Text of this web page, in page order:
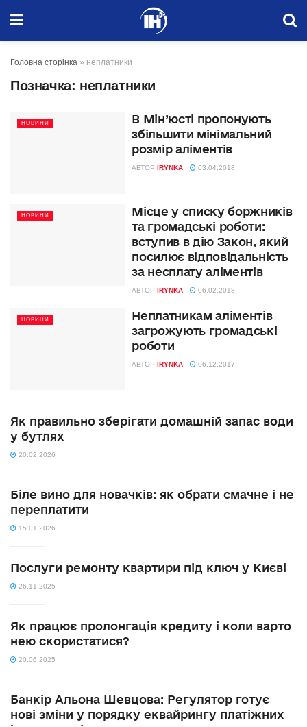
Головна сторінка » неплатники
Позначка: неплатники
НОВИНИ
В Мін’юсті пропонують
збільшити мінімальний
розмір аліментів
АВТОР IRYNKA 03.04.2018
НОВИНИ
Місце у списку боржників
та громадські роботи:
вступив в дію Закон, який
посилює відповідальність
за несплату аліментів
АВТОР IRYNKA 06.02.2018
НОВИНИ
Неплатникам аліментів
загрожують громадські
роботи
АВТОР IRYNKA 06.12.2017
Як правильно зберігати домашній запас води
у бутлях
20.02.2026
Біле вино для новачків: як обрати смачне і не
переплатити
15.01.2026
Послуги ремонту квартири під ключ у Києві
26.11.2025
Як працює пролонгація кредиту і коли варто
нею скористатися?
20.06.2025
Банкір Альона Шевцова: Регулятор готує
нові зміни у порядку еквайрингу платіжних